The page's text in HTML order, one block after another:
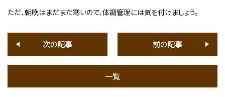
ただ、朝晩はまだまだ寒いので、体調管理には気を付けましょう。
次の記事
一覧
前の記事